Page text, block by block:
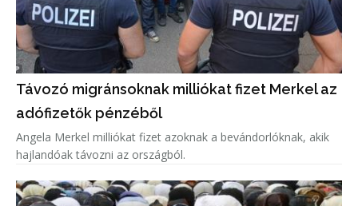
Távozó migránsoknak milliókat fizet Merkel az
adófizetők pénzéből
Angela Merkel milliókat fizet azoknak a bevándorlóknak, akik
hajlandóak távozni az országból.